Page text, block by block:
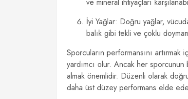
İyi Yağlar: Doğru yağlar,
balık gibi tekli ve çoklu
Sporcuların performansını
yardımcı olur. Ancak her
almak önemlidir. Düzenli olarak
daha üst düzey performans elde